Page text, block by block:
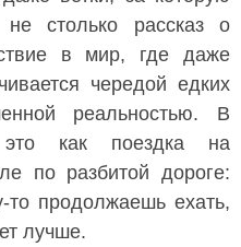
столько рассказ о
в мир, где даже
чередой едких
реальностью. В
как поездка на
по разбитой дороге:
то продолжаешь ехать,
лучше.